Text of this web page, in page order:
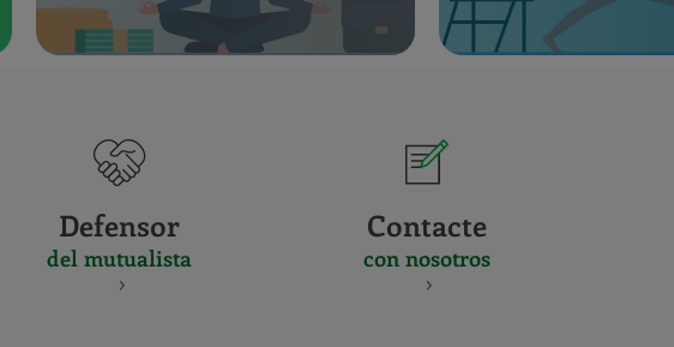
Defensor
del mutualista
Contacte
con nosotros